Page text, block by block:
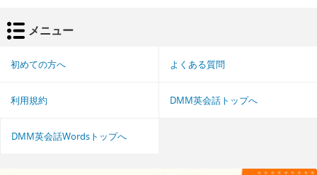
メニュー
初めての方へ よくある質問
利用規約 DMM英会話トップへ
DMM英会話Wordsトップへ